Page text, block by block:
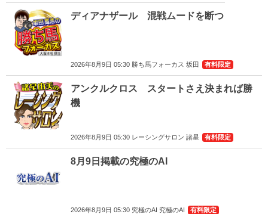
ディアナザール 混戦ムードを断つ
2026年8月9日 05:30 勝ち馬フォーカス 坂田 有料限定
アンクルクロス スタートさえ決まれば勝
機
2026年8月9日 05:30 レーシングサロン 諸星 有料限定
8月9日掲載の究極のAI
2026年8月9日 05:30 究極のAI 究極のAI 有料限定